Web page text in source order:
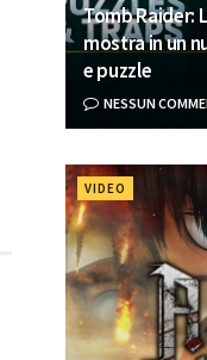
Tomb Raider:
mostra in un
e puzzle
NESSUN
VIDEO